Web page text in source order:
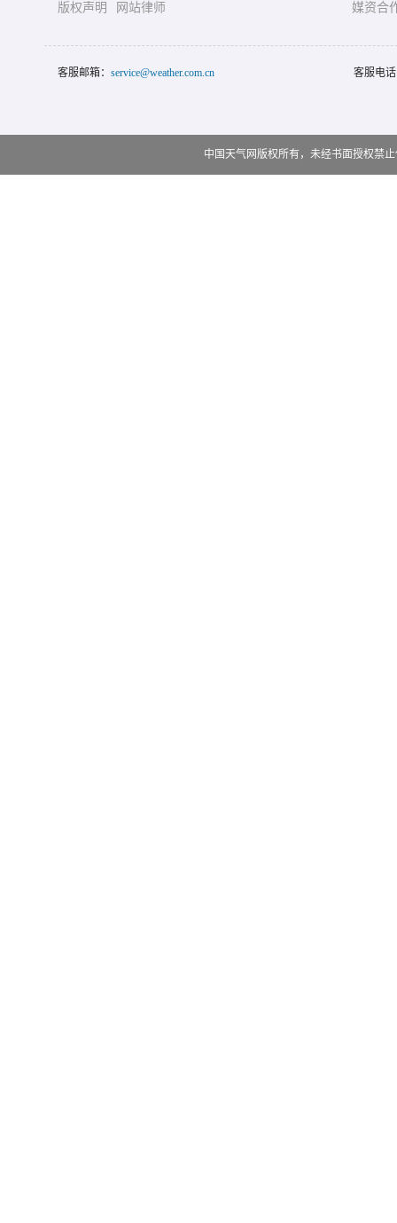
版权声明
网站律师
媒资合
客服邮箱： service@weather.com.cn 客服电
中国天气网版权所有，未经书面授权